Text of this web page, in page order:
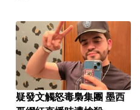
疑發文觸怒毒梟集團 墨西